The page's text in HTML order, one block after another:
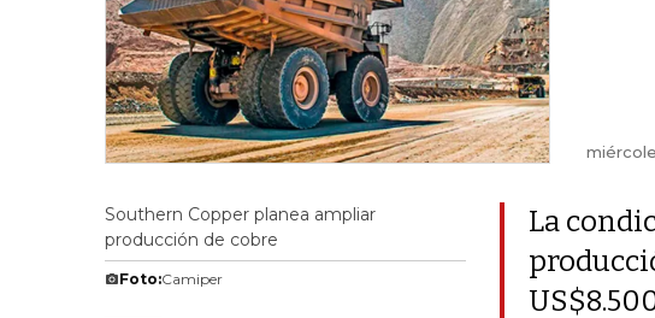
Southern Copper planea ampliar
producción de cobre
Foto:Camiper
La